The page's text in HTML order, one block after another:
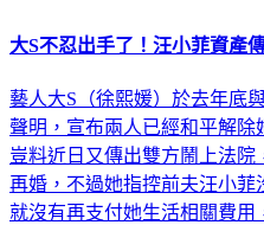
大S不忍出手了！汪小菲資
藝人大S（徐熙媛）於去年底
聲明，宣布兩人已經和平解除
豈料近日又傳出雙方鬧上法
再婚，不過她指控前夫汪小
就沒有再支付她生活相關費用